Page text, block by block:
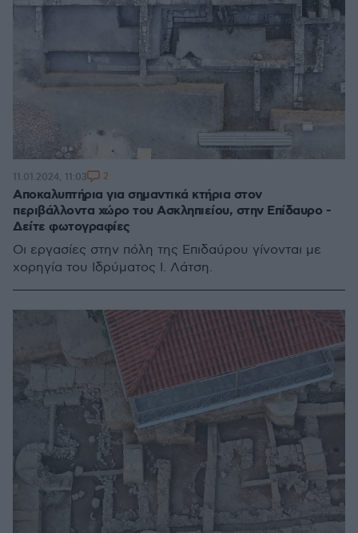
Αποκαλυπτήρια για σημαντικά κτήρια στον
περιβάλλοντα χώρο του Ασκληπιείου, στην Επίδαυρο -
Δείτε φωτογραφίες
Οι εργασίες στην πόλη της Επιδαύρου γίνονται με
χορηγία του Ιδρύματος Ι. Λάτση.
11.01.2024, 11:03 2